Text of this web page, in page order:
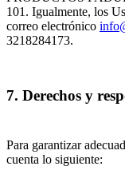
101. Igualmente, los
correo electrónico
3218284173.
7. Derechos y
Para garantizar
cuenta lo siguiente: